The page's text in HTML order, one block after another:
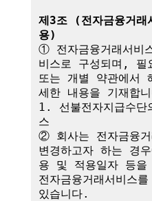
제3조 (전자금융거
용)
① 전자금융거래서비
비스로 구성되며, 필
또는 개별 약관에서
세한 내용을 기재합
1. 선불전자지급수
스
② 회사는 전자금융거
변경하고자 하는 경
용 및 적용일자 등
전자금융거래서비스
있습니다.